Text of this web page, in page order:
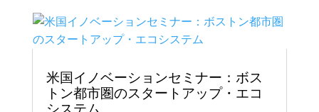
米国イノベーションセミナー：ボス
トン都市圏のスタートアップ・エコ
システム